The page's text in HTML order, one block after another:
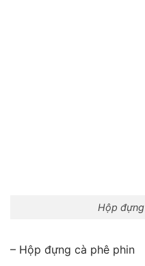
Hộp
– Hộp đựng cà phê phin